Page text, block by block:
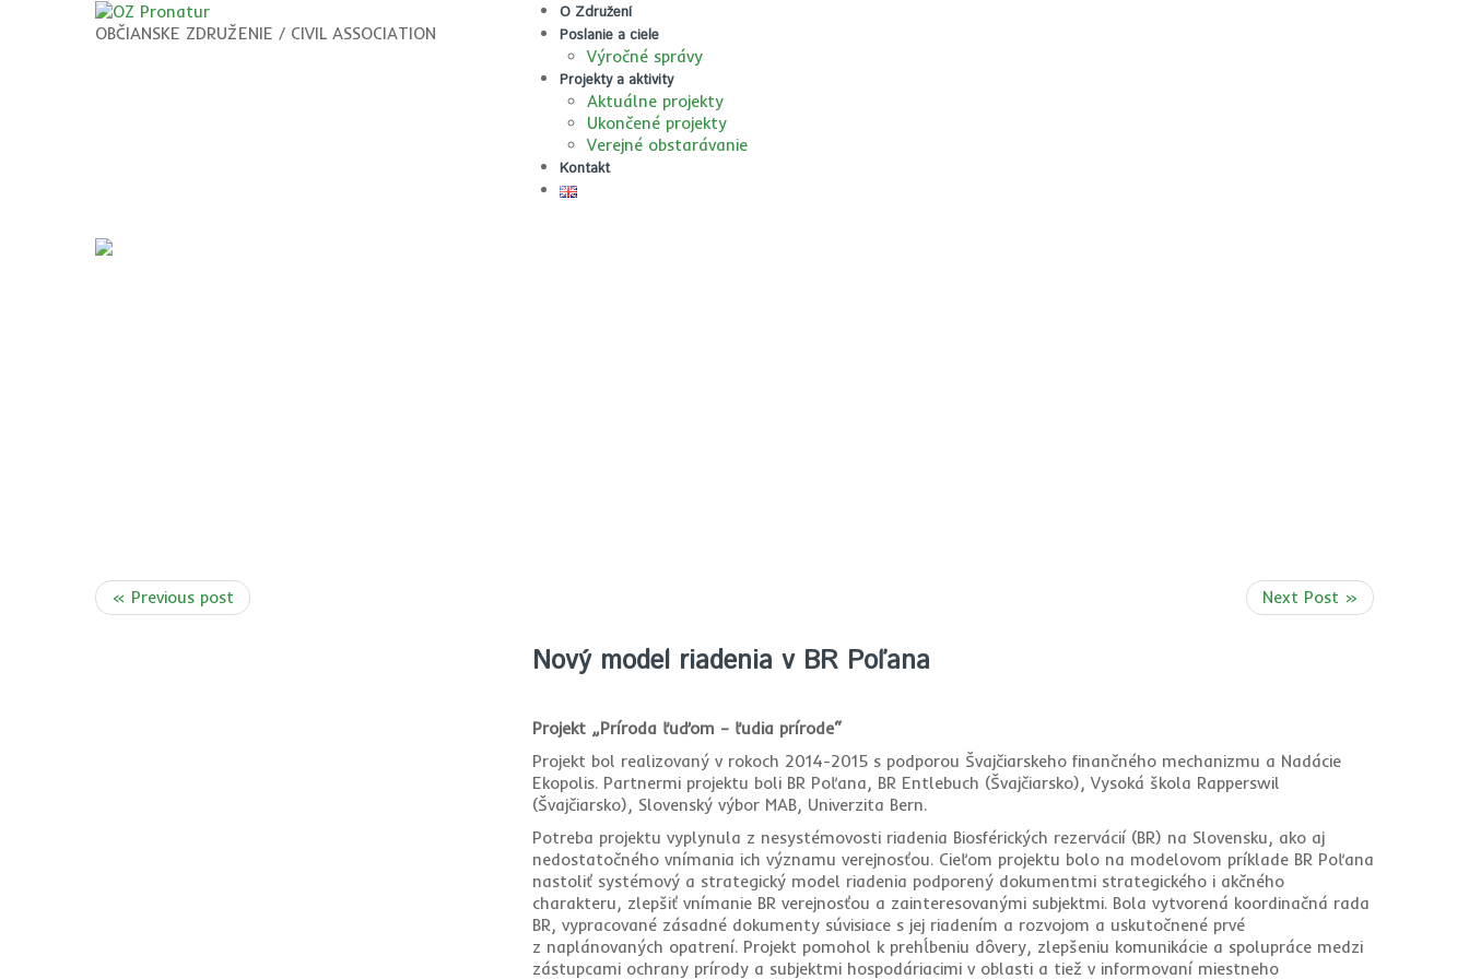
OBČIANSKE ZDRUŽENIE / CIVIL ASSOCIATION
O Združení
Poslanie a ciele
Výročné správy
Projekty a aktivity
Aktuálne projekty
Ukončené projekty
Verejné obstarávanie
Kontakt
« Previous post Next Post »
Nový model riadenia v BR Poľana
Projekt „Príroda ľuďom – ľudia prírode“
Projekt bol realizovaný v rokoch 2014-2015 s podporou Švajčiarskeho finančného mechanizmu a Nadácie
Ekopolis. Partnermi projektu boli BR Poľana, BR Entlebuch (Švajčiarsko), Vysoká škola Rapperswil
(Švajčiarsko), Slovenský výbor MAB, Univerzita Bern.
Potreba projektu vyplynula z nesystémovosti riadenia Biosférických rezervácií (BR) na Slovensku, ako aj
nedostatočného vnímania ich významu verejnosťou. Cieľom projektu bolo na modelovom príklade BR Poľana
nastoliť systémový a strategický model riadenia podporený dokumentmi strategického i akčného
charakteru, zlepšiť vnímanie BR verejnosťou a zainteresovanými subjektmi. Bola vytvorená koordinačná rada
BR, vypracované zásadné dokumenty súvisiace s jej riadením a rozvojom a uskutočnené prvé
z naplánovaných opatrení. Projekt pomohol k prehĺbeniu dôvery, zlepšeniu komunikácie a spolupráce medzi
zástupcami ochrany prírody a subjektmi hospodáriacimi v oblasti a tiež v informovaní miestneho